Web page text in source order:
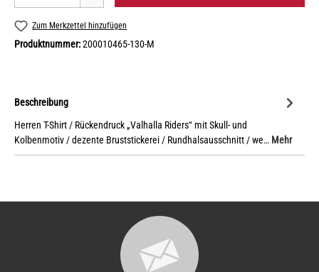
Zum Merkzettel hinzufügen
Produktnummer:200010465-130-M
Beschreibung
Herren T-Shirt / Rückendruck „Valhalla Riders“ mit Skull- und
Kolbenmotiv / dezente Bruststickerei / Rundhalsausschnitt / we… Mehr